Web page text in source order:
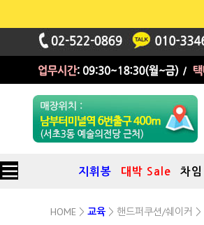
지휘봉 대박 Sale 차임
HOME > 교육 > 핸드퍼쿠션/쉐이커 >